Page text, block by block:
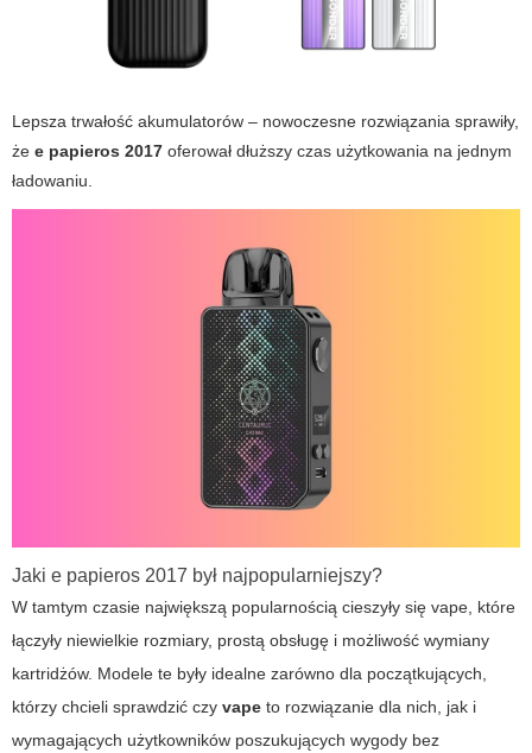
Lepsza trwałość akumulatorów – nowoczesne rozwiązania sprawiły,
że e papieros 2017 oferował dłuższy czas użytkowania na jednym
ładowaniu.
Jaki e papieros 2017 był najpopularniejszy?
W tamtym czasie największą popularnością cieszyły się vape, które
łączyły niewielkie rozmiary, prostą obsługę i możliwość wymiany
kartridżów. Modele te były idealne zarówno dla początkujących,
którzy chcieli sprawdzić czy vape to rozwiązanie dla nich, jak i
wymagających użytkowników poszukujących wygody bez